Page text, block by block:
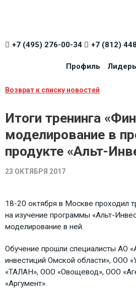
+7 (495) 276-00-34 +7 (812)
Профиль
Возврат к списку новостей
Итоги тренинга
моделирование в
продукте «Альт-
23 ОКТЯБРЯ 2017
18-20 октября в Москве проходил
на изучение программы «Альт-
моделирование в ней.
Обучение прошли специалисты АО
инвестиций Омской области», ООО
«ТАЛАН», ООО «Овощевод», ООО
«Аргумент».